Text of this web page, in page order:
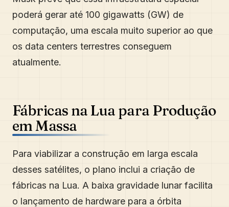
poderá gerar até 100 gigawatts (GW) de
computação, uma escala muito superior ao que
os data centers terrestres conseguem
atualmente.
Fábricas na Lua para Produção
em Massa
Para viabilizar a construção em larga escala
desses satélites, o plano inclui a criação de
fábricas na Lua. A baixa gravidade lunar facilita
o lançamento de hardware para a órbita